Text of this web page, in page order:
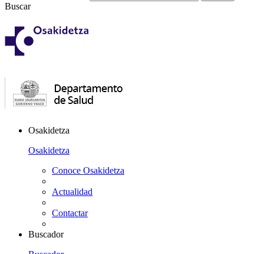
Buscar
Osakidetza
Osakidetza
Conoce Osakidetza
Actualidad
Contactar
Buscador